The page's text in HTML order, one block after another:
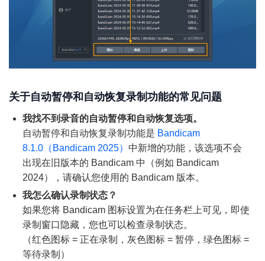
关于自动暂停和自动恢复录制功能的常见问题
我找不到录音的自动暂停和自动恢复选项。
自动暂停和自动恢复录制功能是 Bandicam
8.1.0（Bandicam 2025） 中新增的功能，该选项不会
出现在旧版本的 Bandicam 中（例如 Bandicam
2024），请确认您使用的 Bandicam 版本。
我怎么确认录制状态？
如果您将 Bandicam 图标设置为在任务栏上可见，即使
录制窗口隐藏，您也可以检查录制状态。
（红色图标 = 正在录制，灰色图标 = 暂停，绿色图标 =
等待录制）